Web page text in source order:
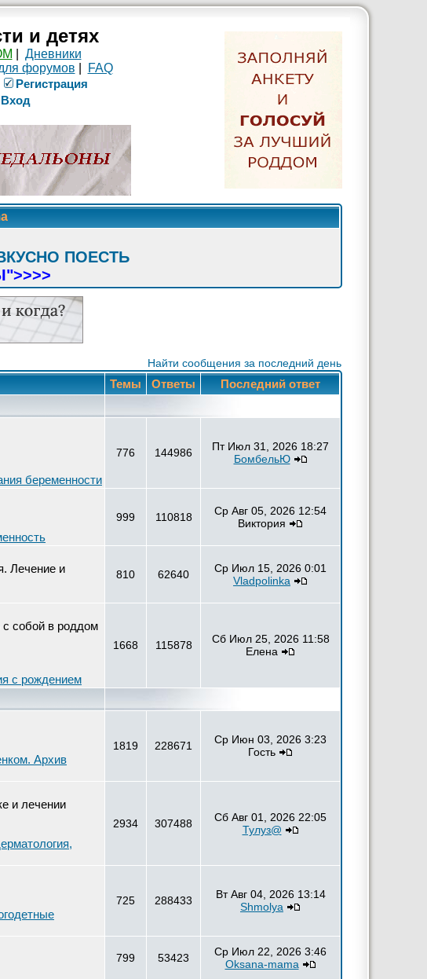
и детях
Дневники
форумов
FAQ
Рeгиcтpaция
Вход
ПОЕСТЬ
>>>>
Найти сообщения за последний день
Темы Ответы
Последний ответ
беременности
776 144986
Пт Июл 31, 2026 18:27
БомбельЮ
999 110818
Ср Авг 05, 2026 12:54
Виктория
Лечение и
810 62640
Ср Июл 15, 2026 0:01
Vladpolinka
с собой в роддом
с рождением
1668 115878
Сб Июл 25, 2026 11:58
Елена
Архив
1819 228671
Ср Июн 03, 2026 3:23
Гость
и лечении
2934 307488
Сб Авг 01, 2026 22:05
Тулуз@
725 288433
Вт Авг 04, 2026 13:14
Shmolya
799 53423
Ср Июл 22, 2026 3:46
Oksana-mama